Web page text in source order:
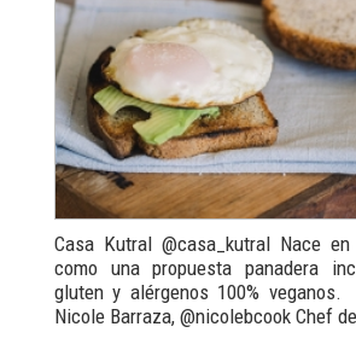
Casa Kutral @casa_kutral Nace
como una propuesta panadera
gluten y alérgenos 100%
Nicole Barraza, @nicolebcook Chef